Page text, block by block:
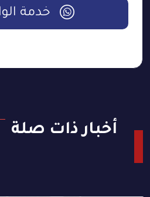
خدمة
أخبار ذات صلة